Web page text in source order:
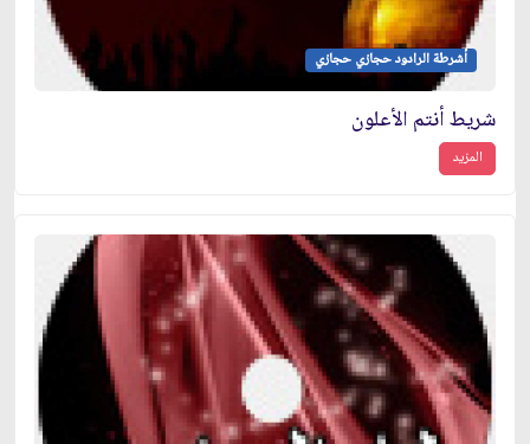
أشرطة الرادود حجازي حجازي
شريط أنتم الأعلون
المزيد